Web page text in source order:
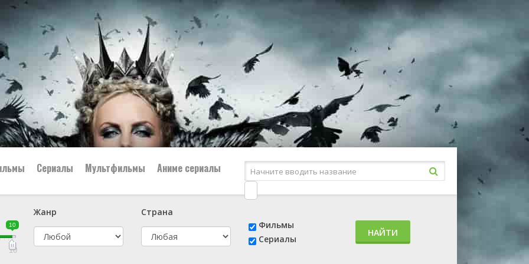
👨‍✈️ Военный
🕵️‍♂️ Детектив
Сериалы Мультфильмы Аниме сериалы
10
10
Жанр
Страна
Фильмы
Сериалы
НАЙТИ